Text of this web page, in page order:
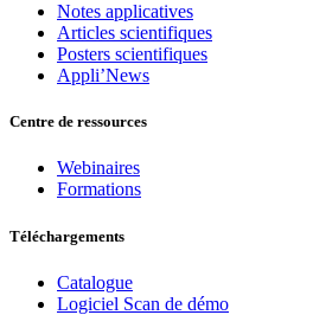
Notes applicatives
Articles scientifiques
Posters scientifiques
Appli’News
Centre de ressources
Webinaires
Formations
Téléchargements
Catalogue
Logiciel Scan de démo